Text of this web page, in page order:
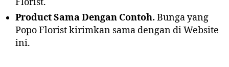
Florist.
Product Sama Dengan Contoh. Bunga yang
Popo Florist kirimkan sama dengan di Website
ini.